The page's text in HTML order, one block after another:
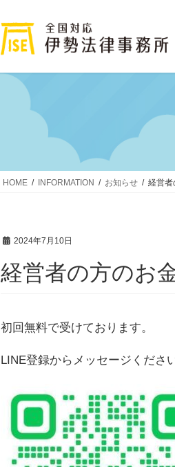
HOME INFORMATION お知らせ 経営者
2024年7月10日
経営者の方のお
初回無料で受けております。
LINE登録からメッセージください